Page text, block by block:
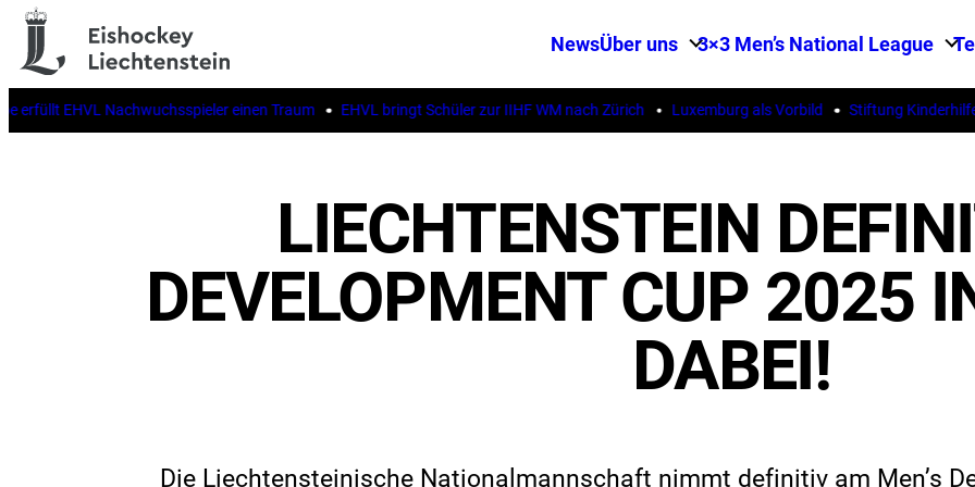
NewsÜber uns 3×3 Men’s National League
EHVL Nachwuchsspieler einen Traum EHVL bringt Schüler zur IIHF WM nach Zürich Luxemburg als Vorbild Stiftung Kinderhilfe
LIECHTENSTEIN
DEVELOPMENT CUP 2025
DABEI!
Die Liechtensteinische Nationalmannschaft nimmt definitiv am Men’s